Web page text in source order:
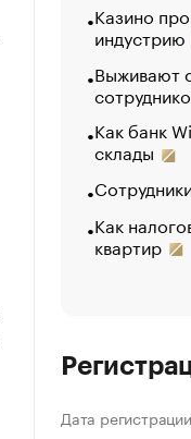
Казино
индустрию
Выживают
Как банк
склады
Как
квартир
Дата регистрации